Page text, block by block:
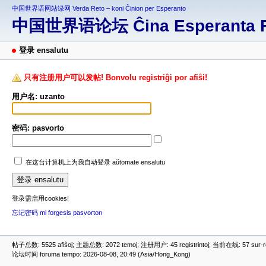
中国世界语网站绿网 Verda Reto – koni Ĉinion per Esperanto
中国世界语论坛 Ĉina Esperanta
登录 ensalutu
只有注册用户可以发帖! Bonvolu registriĝi por afiŝi!
用户名: uzanto
密码: pasvorto
在这台计算机上为我自动登录 aŭtomate ensalutu
登录需启用cookies!
忘记密码 mi forgesis pasvorton
帖子总数: 5525 afiŝoj; 主题总数: 2072 temoj; 注册用户: 45 registrintoj; 当前在线: 57
论坛时间 foruma tempo: 2026-08-08, 20:49 (Asia/Hong_Kong)